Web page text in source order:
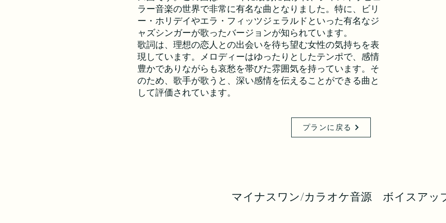
ラー音楽の世界で非常に有名な曲となりました。特に、ビリ
ー・ホリデイやエラ・フィッツジェラルドといった有名なジ
ャズシンガーが歌ったバージョンが知られています。
歌詞は、理想の恋人との出会いを待ち望む女性の気持ちを表
現しています。メロディーはゆったりとしたテンポで、感情
豊かでありながらも哀愁を帯びた雰囲気を持っています。そ
のため、歌手が歌うと、深い感情を伝えることができる曲と
して評価されています。
プランに戻る
マイナスワン/カラオケ音源 ボイスアッ